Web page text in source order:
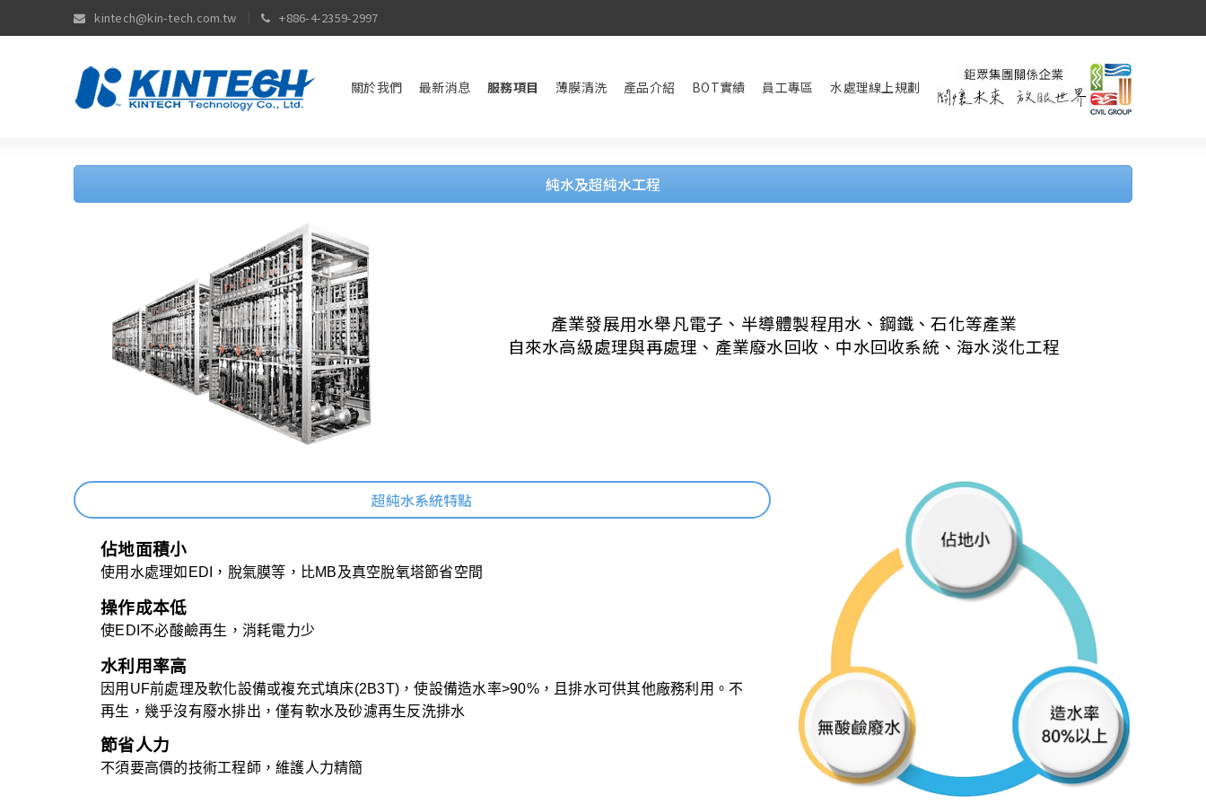
kintech@kin-tech.com.tw +886-4-2359-2997
關於我們 最新消息 服務項目 薄膜清洗 產品介紹 BOT實績 員工專區 水處理線上規劃
純水及超純水工程
產業發展用水舉凡電子、半導體製程用水、鋼鐵、石化等產業
自來水高級處理與再處理、產業廢水回收、中水回收系統、海水淡化工程
超純水系統特點
佔地面積小
使用水處理如EDI，脫氣膜等，比MB及真空脫氧塔節省空間
操作成本低
使EDI不必酸鹼再生，消耗電力少
水利用率高
因用UF前處理及軟化設備或複充式填床(2B3T)，使設備造水率>90%，且排水可供其他廠務利用。不
再生，幾乎沒有廢水排出，僅有軟水及砂濾再生反洗排水
節省人力
不須要高價的技術工程師，維護人力精簡